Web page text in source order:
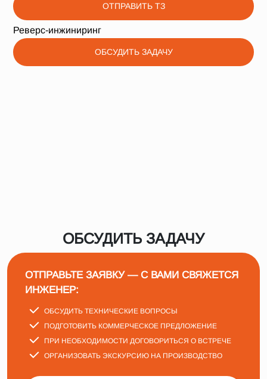
ОТПРАВИТЬ ТЗ
Реверс-инжиниринг
ОБСУДИТЬ ЗАДАЧУ
ОБСУДИТЬ ЗАДАЧУ
ОТПРАВЬТЕ ЗАЯВКУ — С ВАМИ СВЯЖЕТСЯ
ИНЖЕНЕР:
ОБСУДИТЬ ТЕХНИЧЕСКИЕ ВОПРОСЫ
ПОДГОТОВИТЬ КОММЕРЧЕСКОЕ ПРЕДЛОЖЕНИЕ
ПРИ НЕОБХОДИМОСТИ ДОГОВОРИТЬСЯ О ВСТРЕЧЕ
ОРГАНИЗОВАТЬ ЭКСКУРСИЮ НА ПРОИЗВОДСТВО